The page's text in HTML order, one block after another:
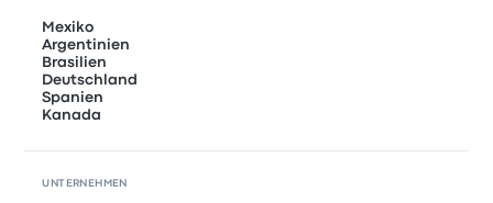
Mexiko
Argentinien
Brasilien
Deutschland
Spanien
Kanada
UNTERNEHMEN